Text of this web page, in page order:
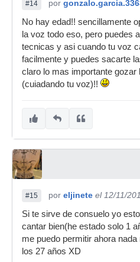
#14 por
No hay edad!! sencillamente
la voz todo eso, pero puedes
tecnicas y asi cuando tu voz
facilmente y puedes sacarte
claro lo mas importante gozar
(cuiadando tu voz)!!
#15 por eljinete el 12/11/
Si te sirve de consuelo yo
cantar bien(he estado solo 1
me puedo permitir ahora
los 27 años XD